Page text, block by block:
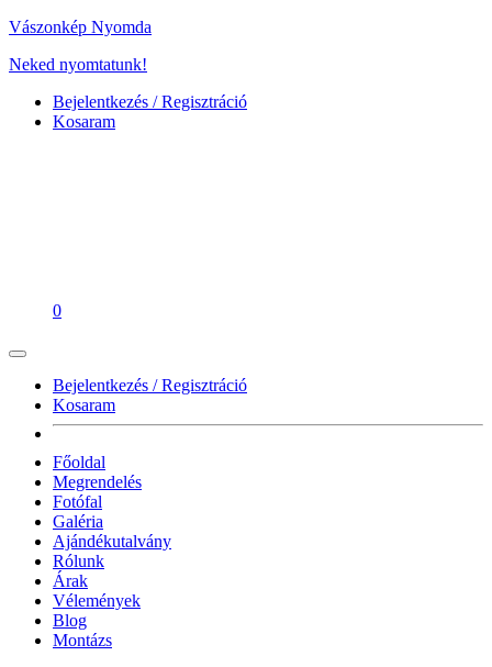
Vászonkép Nyomda
Neked nyomtatunk!
Bejelentkezés / Regisztráció
Kosaram
0
Bejelentkezés / Regisztráció
Kosaram
Főoldal
Megrendelés
Fotófal
Galéria
Ajándékutalvány
Rólunk
Árak
Vélemények
Blog
Montázs